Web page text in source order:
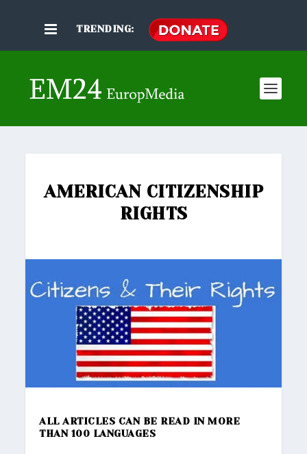
TRENDING:
AMERICAN CITIZENSHIP
RIGHTS
ALL ARTICLES CAN BE READ IN MORE
THAN 100 LANGUAGES